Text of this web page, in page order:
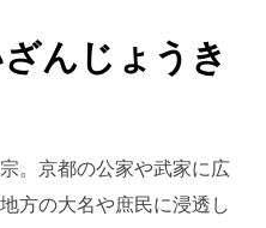
んじょうき
。京都の公家や武家に広
方の大名や庶民に浸透し